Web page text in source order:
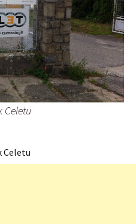
Celetu
Celetu